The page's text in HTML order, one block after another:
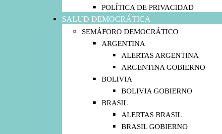
POLÍTICA DE PRIVACIDAD
SALUD DEMOCRÁTICA
SEMÁFORO DEMOCRÁTICO
ARGENTINA
ALERTAS ARGENTINA
ARGENTINA GOBIERNO
BOLIVIA
BOLIVIA GOBIERNO
BRASIL
ALERTAS BRASIL
BRASIL GOBIERNO